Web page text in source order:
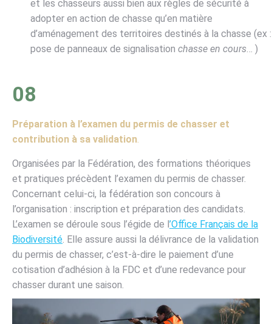
et les chasseurs aussi bien aux règles de sécurité à
adopter en action de chasse qu’en matière
d’aménagement des territoires destinés à la chasse (ex :
pose de panneaux de signalisation chasse en cours… )
08
Préparation à l’examen du permis de chasser et
contribution à sa validation.
Organisées par la Fédération, des formations théoriques
et pratiques précèdent l’examen du permis de chasser.
Concernant celui-ci, la fédération son concours à
l’organisation : inscription et préparation des candidats.
L’examen se déroule sous l’égide de l ’Office Français de la
Biodiversité. Elle assure aussi la délivrance de la validation
du permis de chasser, c’est-à-dire le paiement d’une
cotisation d’adhésion à la FDC et d’une redevance pour
chasser durant une saison.